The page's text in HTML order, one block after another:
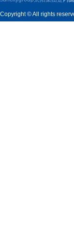
Copyright © All rights